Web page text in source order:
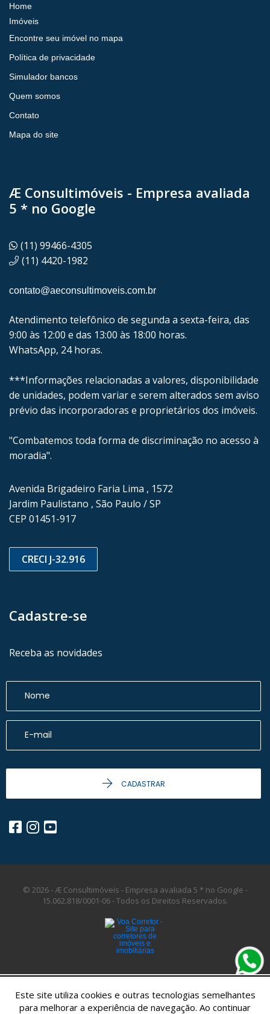
Home
Imóveis
Encontre seu imóvel no mapa
Política de privacidade
Simulador bancos
Quem somos
Contato
Mapa do site
Æ Consultimóveis - Empresa avaliada
5 * no Google
(11) 99466-4305
(11) 4420-1982
contato@aeconsultimoveis.com.br
Atendimento telefônico de segunda a sexta-feira, das
9:00 às 12:00 e das 13:00 às 18:00 horas.
WhatsApp, 24 horas.
***Informações relacionadas a valores, disponibilidade
de unidades, podem variar e serem alterados sem aviso
prévio das incorporadoras e proprietários dos imóveis.
"Combatemos toda forma de discriminação no acesso à
moradia".
Avenida Brigadeiro Faria Lima , 1572
Jardim Paulistano , São Paulo / SP
CEP 01451-917
CRECI J-32.916
Cadastre-se
Receba as novidades
CADASTRAR
© 2026 - Æ Consultimóveis - Empresa avaliada 5 * no Google -
15.062.818/0001-06 -Todos os Direitos Reservados.
Este site utiliza cookies e outras tecnologias semelhantes
para melhorar a experiência de navegação. Ao continuar